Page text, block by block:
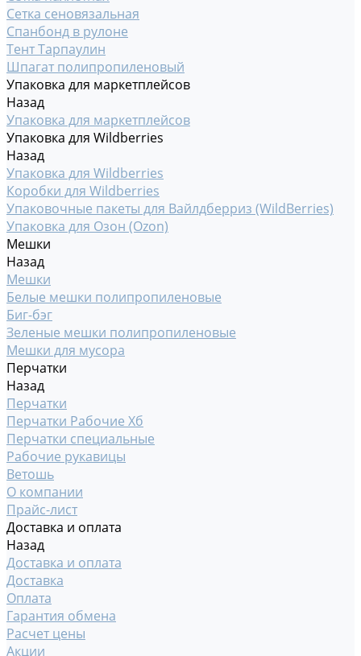
Сетка сеновязальная
Спанбонд в рулоне
Тент Тарпаулин
Шпагат полипропиленовый
Упаковка для маркетплейсов
Назад
Упаковка для маркетплейсов
Упаковка для Wildberries
Назад
Упаковка для Wildberries
Коробки для Wildberries
Упаковочные пакеты для Вайлдберриз (WildBerries)
Упаковка для Озон (Ozon)
Мешки
Назад
Мешки
Белые мешки полипропиленовые
Биг-бэг
Зеленые мешки полипропиленовые
Мешки для мусора
Перчатки
Назад
Перчатки
Перчатки Рабочие Хб
Перчатки специальные
Рабочие рукавицы
Ветошь
О компании
Прайс-лист
Доставка и оплата
Назад
Доставка и оплата
Доставка
Оплата
Гарантия обмена
Расчет цены
Акции